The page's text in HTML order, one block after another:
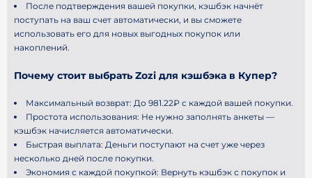
После подтверждения вашей покупки, кэшбэк начнёт
поступать на ваш счет автоматически, и вы сможете
использовать его для новых выгодных покупок или
накоплений.
Почему стоит выбрать Zozi для кэшбэка в Купер?
Максимальный возврат: До 981.22₽ с каждой вашей покупки.
Простота использования: Не нужно заполнять анкеты —
кэшбэк начисляется автоматически.
Быстрая выплата: Деньги поступают на счет уже через
несколько дней после покупки.
Экономия с каждой покупкой: Вернуть кэшбэк с покупок и